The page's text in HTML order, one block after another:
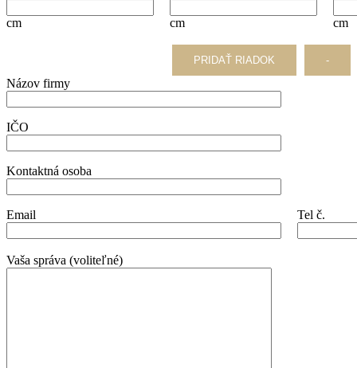
cm cm cm
-
PRIDAŤ RIADOK
Názov firmy
IČO
Kontaktná osoba
Email Tel č.
Vaša správa (voliteľné)